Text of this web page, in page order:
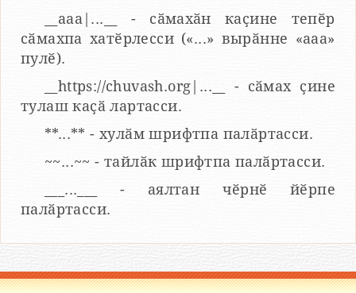
__aaa|...__ - сӑмахӑн каҫине тепӗр
сӑмахпа хатӗрлесси («...» вырӑнне «ааа»
пулӗ).
__https://chuvash.org|...__ - сӑмах ҫине
тулаш каҫӑ лартасси.
**...** - хулӑм шрифтпа палӑртасси.
~~...~~ - тайлӑк шрифтпа палӑртасси.
___...___ - аялтан чӗрнӗ йӗрпе
палӑртасси.